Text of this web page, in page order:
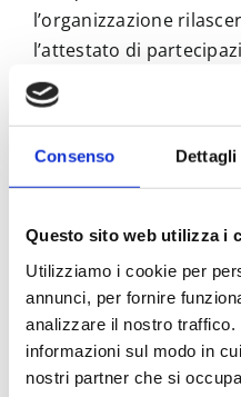
Consenso Dettagli
Questo sito web utilizza i
Utilizziamo i cookie per
annunci, per fornire
analizzare il nostro traffico.
informazioni sul modo in
nostri partner che si
l’organizzazione
l’attestato di
CAPAS all’indirizzo e-mail
unitamente al
ambito artistico e
Direction Under 30è
teatrale di rilevanza
Teatro Sociale
Teatri di Reggio Emilia